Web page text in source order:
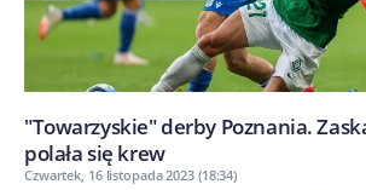
"Towarzyskie" derby Poznania.
polała się krew
Czwartek, 16 listopada 2023 (18:34)